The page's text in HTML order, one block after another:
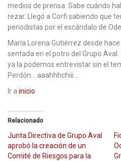
medios de prensa. Sabe cuándo
rezar. Llegó a Corfi sabiendo que
periodistas por el escándalo de
María Lorena Gutiérrez desde
sentada en el potro del Grupo
ya la podemos entrevistar sin el
Perdón… aaahhhchiii…
Ir a inicio
Relacionado
Junta Directiva de Grupo Aval
aprobó la creación de un
Comité de Riesgos para la